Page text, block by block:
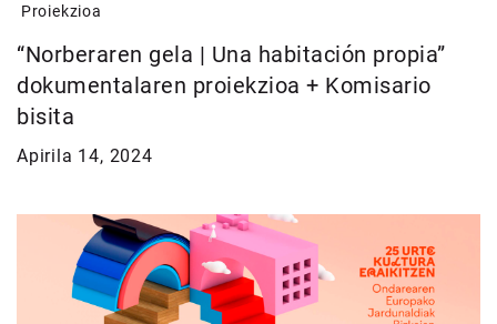
Proiekzioa
“Norberaren gela | Una habitación propia”
dokumentalaren proiekzioa + Komisario
bisita
Apirila 14, 2024